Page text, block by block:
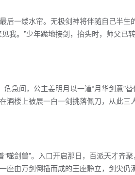
一缕水帘。无极剑神将伴随自己半生
我。”少年跪地接剑，抬头时，师父已
急间，公主姜明月以一道“月华剑意”
酒楼上被展一白一剑挑落佩刀，从此三
剑兽”。入口开启那日，百派天才齐聚
座由万剑倒插而成的王座静立，剑尖仍